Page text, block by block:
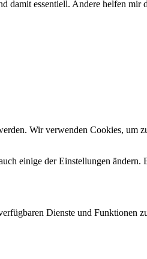
essentiell. Andere helfen
Wir verwenden Cookies, um
einige der Einstellungen
Dienste und Funktionen